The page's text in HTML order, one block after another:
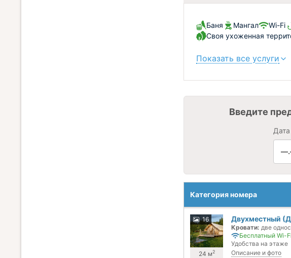
Баня Мангал Wi-Fi
Своя ухоженная
Показать все услуги
Введите
Категория номера
16
24 м2
Двухместный
Кровати: две
Бесплатный Wi-Fi
Удобства на этаже
Описание и фото